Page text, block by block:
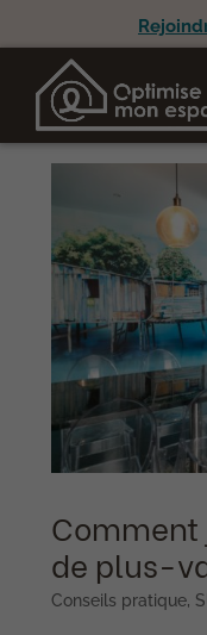
Comment
de plus-
Conseils pratique,